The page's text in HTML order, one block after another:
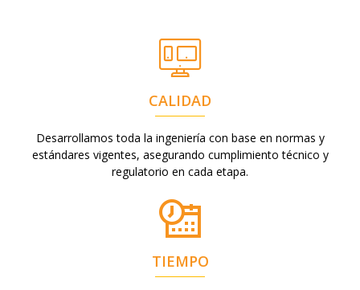
CALIDAD
Desarrollamos toda la ingeniería con base en normas y
estándares vigentes, asegurando cumplimiento técnico y
regulatorio en cada etapa.
TIEMPO